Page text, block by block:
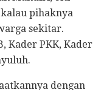
pihaknya
sekitar.
Kader PKK, Kader
dengan